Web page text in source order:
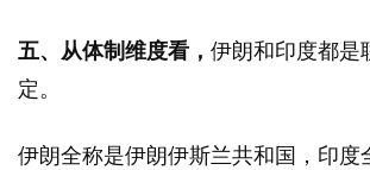
五、从体制维度看， 伊朗和印度都是
定。
伊朗全称是伊朗伊斯兰共和国，印度